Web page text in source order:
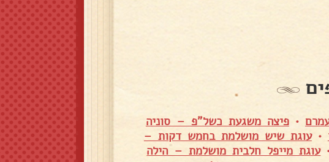
•פיצה משגעת כשל"פ – סוניה
•עוגת שיש מושלמת בחמש דקות –
עוגת מייפל חלבית מושלמת – הילה